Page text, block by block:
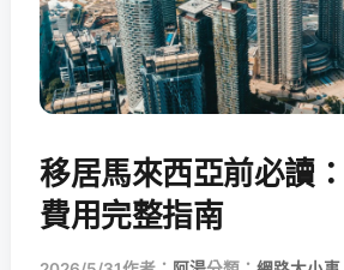
移居馬來西亞前必讀
費用完整指南